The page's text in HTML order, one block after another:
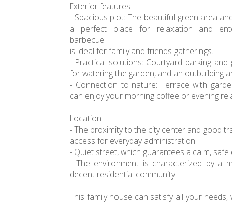
Exterior features:
- Spacious plot: The beautiful green area
a perfect place for relaxation and
barbecue
is ideal for family and friends gatherings.
- Practical solutions: Courtyard parking and
for watering the garden, and an outbuilding
- Connection to nature: Terrace with
can enjoy your morning coffee or evening
Location:
- The proximity to the city center and good
access for everyday administration.
- Quiet street, which guarantees a calm, safe
- The environment is characterized by a
decent residential community.
This family house can satisfy all your